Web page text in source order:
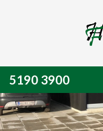
5190 3900